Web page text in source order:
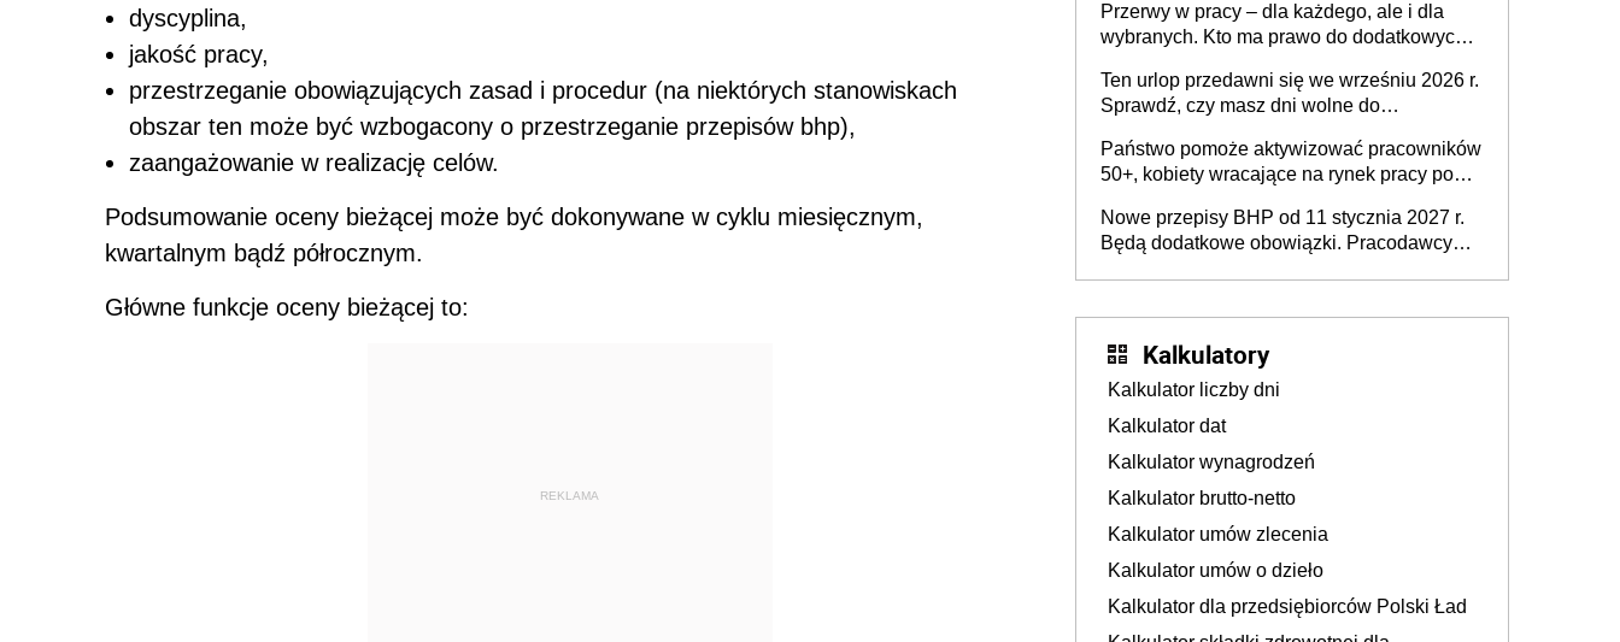
dyscyplina,
jakość pracy,
przestrzeganie obowiązujących zasad i procedur (na niektórych stanowiskach
obszar ten może być wzbogacony o przestrzeganie przepisów bhp),
zaangażowanie w realizację celów.
Podsumowanie oceny bieżącej może być dokonywane w cyklu miesięcznym,
kwartalnym bądź półrocznym.
Główne funkcje oceny bieżącej to:
REKLAMA
dofinansowań czy refundacji, ale bariery po
stronie systemu i świadomości
pracodawców [WYWIAD]
Przerwy w pracy – dla każdego, ale i dla
wybranych. Kto ma prawo do dodatkowych
Ten urlop przedawni się we wrześniu 2026 r.
Sprawdź, czy masz dni wolne do
Państwo pomoże aktywizować pracowników
50+, kobiety wracające na rynek pracy po
osoby neuroatypowe. Powstanie Fundusz
na rzecz Inkluzywności w Zatrudnianiu?
Nowe przepisy BHP od 11 stycznia 2027 r.
Będą dodatkowe obowiązki. Pracodawcy
Kalkulatory
Kalkulator liczby dni
Kalkulator dat
Kalkulator wynagrodzeń
Kalkulator brutto-netto
Kalkulator umów zlecenia
Kalkulator umów o dzieło
Kalkulator dla przedsiębiorców Polski Ład